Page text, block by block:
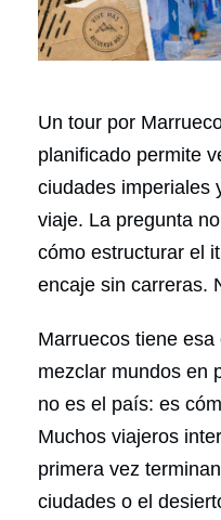
Un tour por
planificado permite
ciudades imperiales
viaje. La pregunta
cómo estructurar el
encaje sin carreras.
Marruecos tiene
mezclar mundos en
no es el país: es
Muchos viajeros
primera vez
ciudades o el